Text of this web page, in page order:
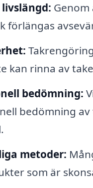
förlängas
kan rinna av
bedömning:
bedömning
metoder:
som är